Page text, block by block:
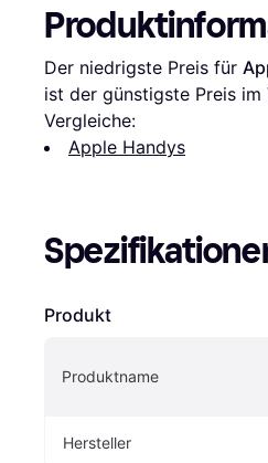
Der niedrigste Preis für
ist der günstigste Preis im
Vergleiche:
Apple Handys
Produkt
Produktname
Hersteller